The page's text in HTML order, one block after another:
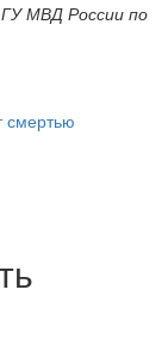
МВД России по
смертью